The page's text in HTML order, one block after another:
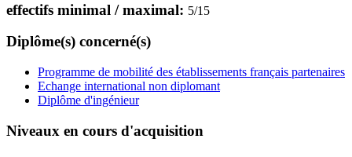
effectifs minimal / maximal: 5/15
Diplôme(s) concerné(s)
Programme de mobilité des établissements français partenaires
Echange international non diplomant
Diplôme d'ingénieur
Niveaux en cours d'acquisition